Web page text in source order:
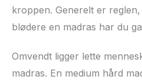
kroppen. Generelt er
blødere en madras har du
Omvendt ligger lette
madras. En medium hård